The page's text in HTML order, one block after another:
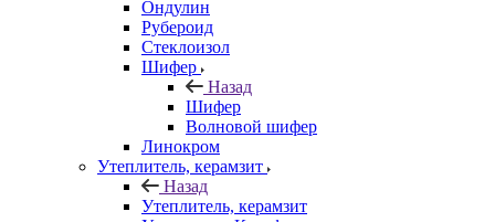
Ондулин
Рубероид
Стеклоизол
Шифер
Назад
Шифер
Волновой шифер
Линокром
Утеплитель, керамзит
Назад
Утеплитель, керамзит